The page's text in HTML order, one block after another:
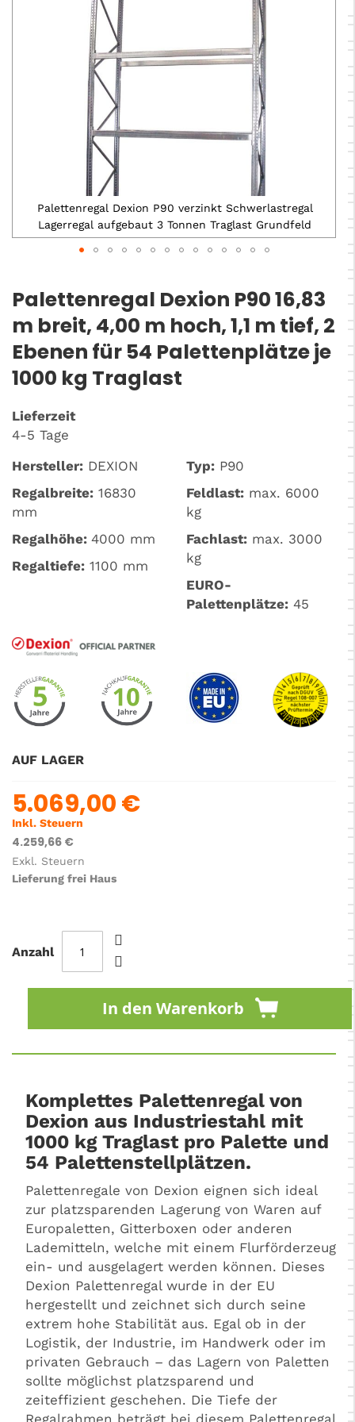
Palettenregal Dexion P90 16,83
m breit, 4,00 m hoch, 1,1 m tief, 2
Ebenen für 54 Palettenplätze je
1000 kg Traglast
Palettenregal Dexion P90 verzinkt Schwerlastregal
Lagerregal aufgebaut 3 Tonnen Traglast Grundfeld
der
Bildergalerie
Lieferzeit
4-5 Tage
Hersteller: DEXION
Regalbreite: 16830
mm
Regalhöhe: 4000 mm
Regaltiefe: 1100 mm
Typ:P90
Feldlast:max. 6000
kg
Fachlast:max. 3000
kg
EURO-
Palettenplätze:45
AUF LAGER
5.069,00 €
Inkl. Steuern
4.259,66 €
Exkl. Steuern
Lieferung frei Haus
Anzahl
In den Warenkorb
Komplettes Palettenregal von
Dexion aus Industriestahl mit
1000 kg Traglast pro Palette und
54 Palettenstellplätzen.
Palettenregale von Dexion eignen sich ideal
zur platzsparenden Lagerung von Waren auf
Europaletten, Gitterboxen oder anderen
Lademitteln, welche mit einem Flurförderzeug
ein- und ausgelagert werden können. Dieses
Dexion Palettenregal wurde in der EU
hergestellt und zeichnet sich durch seine
extrem hohe Stabilität aus. Egal ob in der
Logistik, der Industrie, im Handwerk oder im
privaten Gebrauch – das Lagern von Paletten
sollte möglichst platzsparend und
zeiteffizient geschehen. Die Tiefe der
Regalrahmen beträgt bei diesem Palettenregal